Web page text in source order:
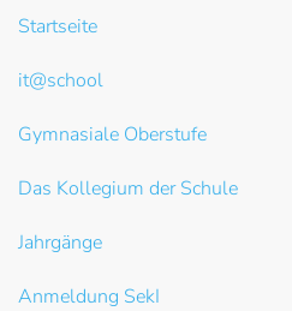
Startseite
it@school
Gymnasiale Oberstufe
Das Kollegium der Schule
Jahrgänge
Anmeldung SekI